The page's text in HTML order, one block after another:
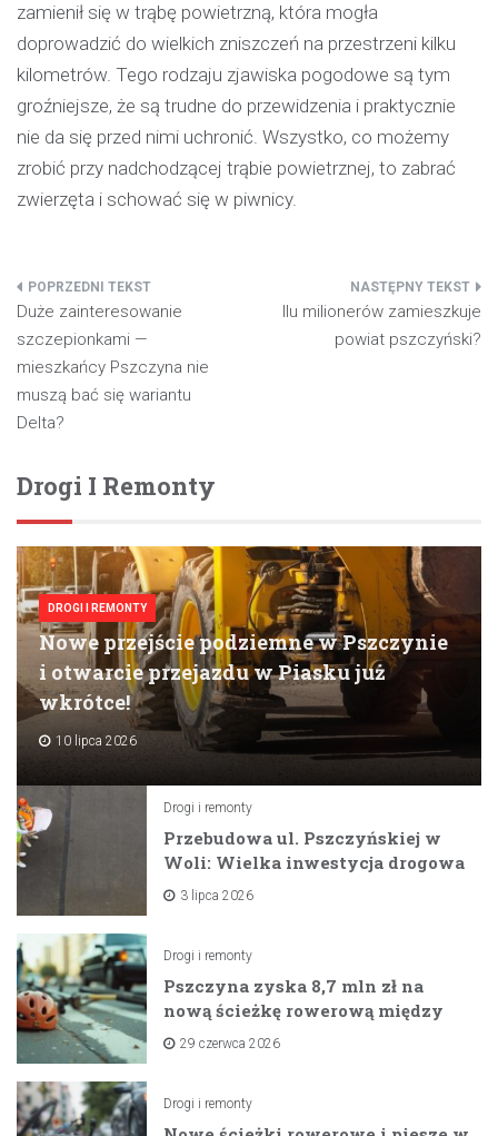
zamienił się w trąbę powietrzną, która mogła
doprowadzić do wielkich zniszczeń na przestrzeni kilku
kilometrów. Tego rodzaju zjawiska pogodowe są tym
groźniejsze, że są trudne do przewidzenia i praktycznie
nie da się przed nimi uchronić. Wszystko, co możemy
zrobić przy nadchodzącej trąbie powietrznej, to zabrać
zwierzęta i schować się w piwnicy.
Nawigacja
wpisu
Duże zainteresowanie
szczepionkami —
mieszkańcy Pszczyna nie
muszą bać się wariantu
Delta?
Ilu milionerów zamieszkuje
powiat pszczyński?
Drogi I Remonty
DROGI I REMONTY
Nowe przejście podziemne w Pszczynie
i otwarcie przejazdu w Piasku już
wkrótce!
10 lipca 2026
Drogi i remonty
Przebudowa ul. Pszczyńskiej w
Woli: Wielka inwestycja drogowa
na horyzoncie
3 lipca 2026
Drogi i remonty
Pszczyna zyska 8,7 mln zł na
nową ścieżkę rowerową między
zaporami
29 czerwca 2026
Drogi i remonty